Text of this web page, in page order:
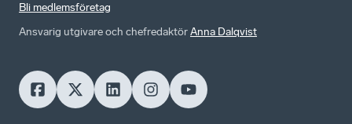
Bli medlemsföretag
Ansvarig utgivare och chefredaktörAnna Dalqvist